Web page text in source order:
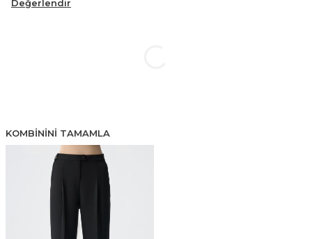
Değerlendir
KOMBININI TAMAMLA